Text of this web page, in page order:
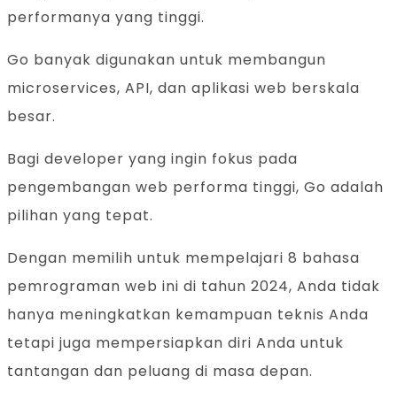
performanya yang tinggi.
Go banyak digunakan untuk membangun
microservices, API, dan aplikasi web berskala
besar.
Bagi developer yang ingin fokus pada
pengembangan web performa tinggi, Go adalah
pilihan yang tepat.
Dengan memilih untuk mempelajari 8 bahasa
pemrograman web ini di tahun 2024, Anda tidak
hanya meningkatkan kemampuan teknis Anda
tetapi juga mempersiapkan diri Anda untuk
tantangan dan peluang di masa depan.